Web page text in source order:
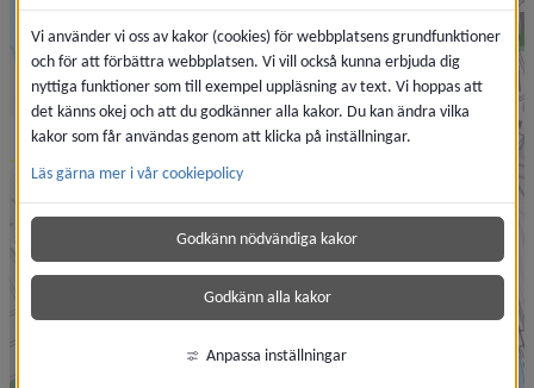
Vi använder vi oss av kakor (cookies) för webbplatsens grundfunktioner
och för att förbättra webbplatsen. Vi vill också kunna erbjuda dig
nyttiga funktioner som till exempel uppläsning av text. Vi hoppas att
det känns okej och att du godkänner alla kakor. Du kan ändra vilka
kakor som får användas genom att klicka på inställningar.
Läs gärna mer i vår cookiepolicy
Godkänn nödvändiga kakor
Godkänn alla kakor
Anpassa inställningar